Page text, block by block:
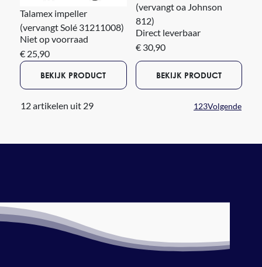
Talamex impeller
(vervangt Solé 31211008)
Niet op voorraad
€ 25,90
BEKIJK PRODUCT
(vervangt oa Johnson
812)
Direct leverbaar
€ 30,90
BEKIJK PRODUCT
12 artikelen uit 29 123Volgende